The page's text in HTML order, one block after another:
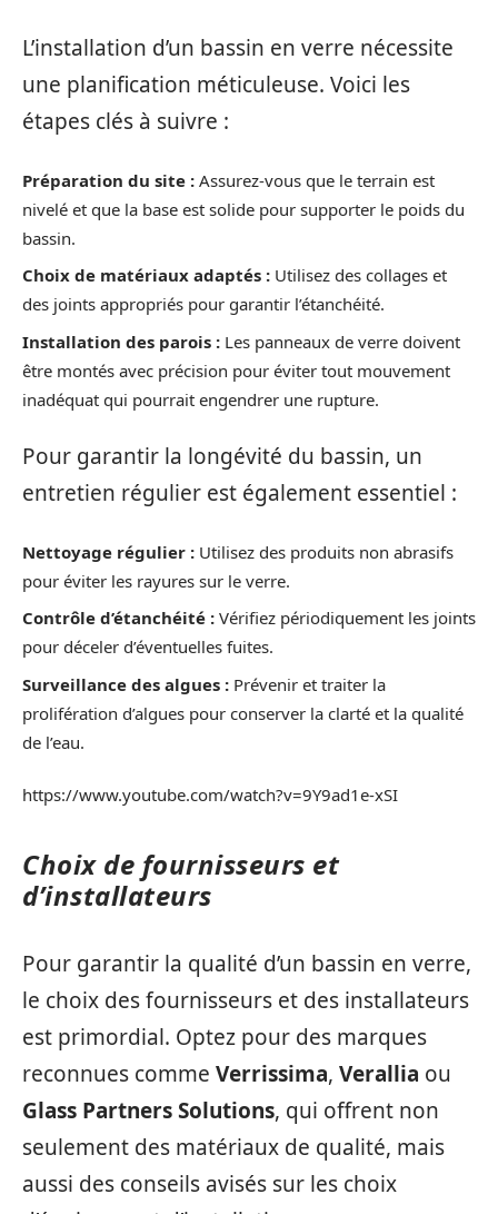
L’installation d’un bassin en verre nécessite
une planification méticuleuse. Voici les
étapes clés à suivre :
Préparation du site : Assurez-vous que le terrain est
nivelé et que la base est solide pour supporter le poids du
bassin.
Choix de matériaux adaptés : Utilisez des collages et
des joints appropriés pour garantir l’étanchéité.
Installation des parois : Les panneaux de verre doivent
être montés avec précision pour éviter tout mouvement
inadéquat qui pourrait engendrer une rupture.
Pour garantir la longévité du bassin, un
entretien régulier est également essentiel :
Nettoyage régulier : Utilisez des produits non abrasifs
pour éviter les rayures sur le verre.
Contrôle d’étanchéité : Vérifiez périodiquement les joints
pour déceler d’éventuelles fuites.
Surveillance des algues : Prévenir et traiter la
prolifération d’algues pour conserver la clarté et la qualité
de l’eau.
https://www.youtube.com/watch?v=9Y9ad1e-xSI
Choix de fournisseurs et
d’installateurs
Pour garantir la qualité d’un bassin en verre,
le choix des fournisseurs et des installateurs
est primordial. Optez pour des marques
reconnues comme Verrissima, Verallia ou
Glass Partners Solutions, qui offrent non
seulement des matériaux de qualité, mais
aussi des conseils avisés sur les choix